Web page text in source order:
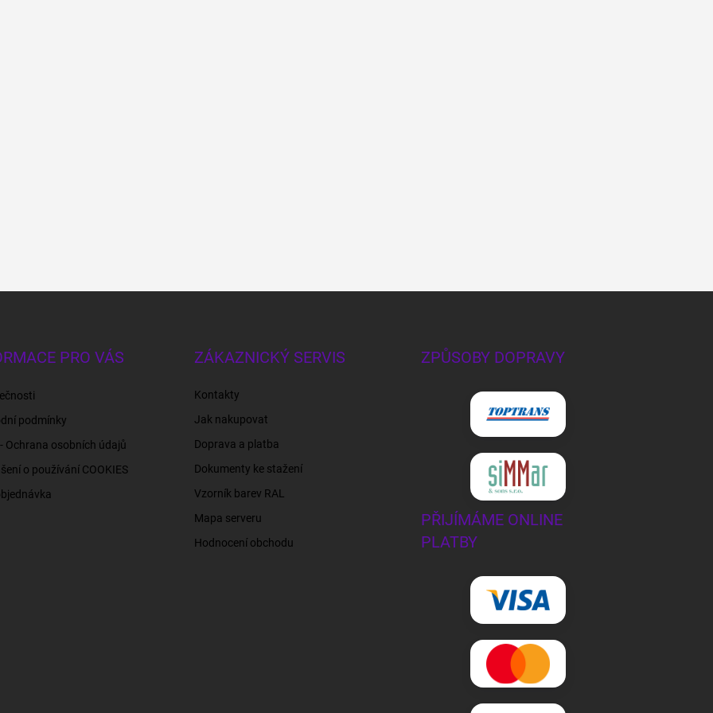
PRO VÁS
podmínky
- Ochrana osobních údajů
o používání COOKIES
ZÁKAZNICKÝ SERVIS
Kontakty
Jak nakupovat
Doprava a platba
Dokumenty ke stažení
Vzorník barev RAL
Mapa serveru
Hodnocení obchodu
ZPŮSOBY DOPRAVY
PŘIJÍMÁME ONLINE
PLATBY